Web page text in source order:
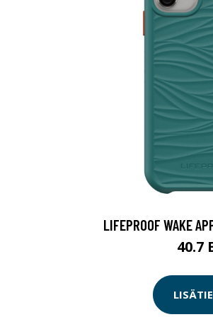
LIFEPROOF WAKE
40.7